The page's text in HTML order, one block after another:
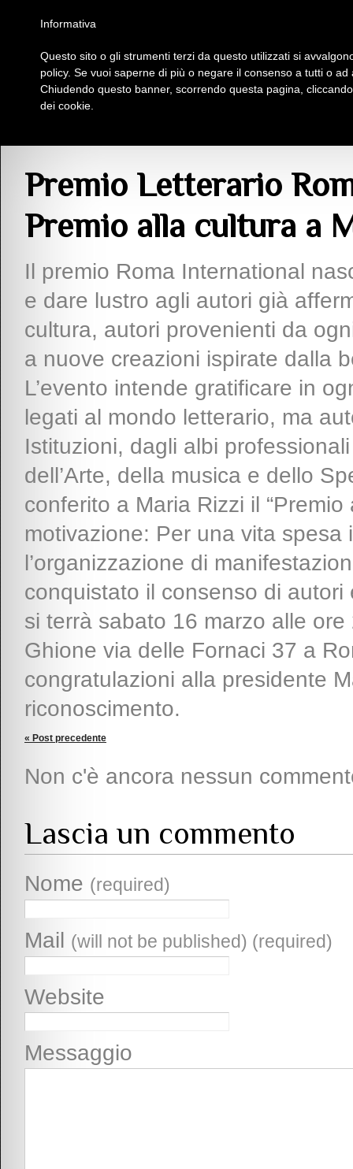
Insieme Per La Cultura
Premio Letterario
Premio alla cultura a
Il premio Roma International
e dare lustro agli autori già
cultura, autori provenienti da
a nuove creazioni ispirate dalla
L’evento intende gratificare in
legati al mondo letterario, ma
Istituzioni, dagli albi
dell’Arte, della musica e dello
conferito a Maria Rizzi il
motivazione: Per una vita
l’organizzazione di
conquistato il consenso di
si terrà sabato 16 marzo alle
Ghione via delle Fornaci 37 a
congratulazioni alla presidente
riconoscimento.
« Post precedente
Non c'è ancora nessun
Lascia un commento
Nome (required)
Mail (will not be published) (required)
Website
Messaggio
Informativa
Questo sito o gli strumenti terzi da questo utilizzati si
policy. Se vuoi saperne di più o negare il consenso a tutti o
Chiudendo questo banner, scorrendo questa pagina,
dei cookie.